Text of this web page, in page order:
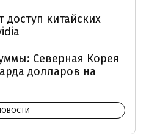
китайских
Северная Корея
долларов на